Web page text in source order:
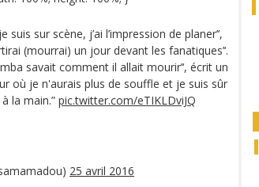
sur scène, j’ai l’impression de planer’‘,
(mourrai) un jour devant les fanatiques’‘.
savait comment il allait mourir’‘, écrit un
où je n'aurais plus de souffle et je suis sûr
la main.” pic.twitter.com/eTIKLDviJQ
25 avril 2016